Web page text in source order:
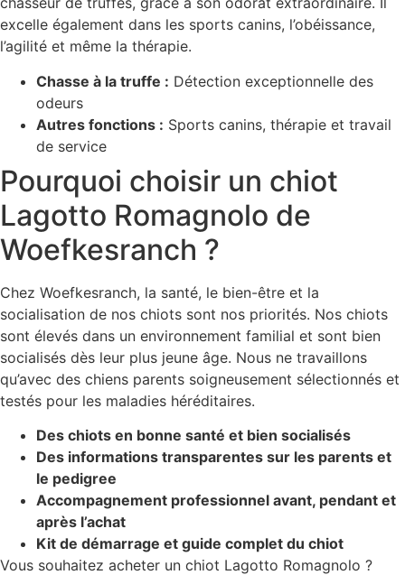
excelle également dans les sports canins, l’obéissance,
l’agilité et même la thérapie.
Chasse à la truffe : Détection exceptionnelle des
odeurs
Autres fonctions : Sports canins, thérapie et travail
de service
Pourquoi choisir un chiot
Lagotto Romagnolo de
Woefkesranch ?
Chez Woefkesranch, la santé, le bien-être et la
socialisation de nos chiots sont nos priorités. Nos chiots
sont élevés dans un environnement familial et sont bien
socialisés dès leur plus jeune âge. Nous ne travaillons
qu’avec des chiens parents soigneusement sélectionnés et
testés pour les maladies héréditaires.
Des chiots en bonne santé et bien socialisés
Des informations transparentes sur les parents et
le pedigree
Accompagnement professionnel avant, pendant et
après l’achat
Kit de démarrage et guide complet du chiot
Vous souhaitez acheter un chiot Lagotto Romagnolo ?